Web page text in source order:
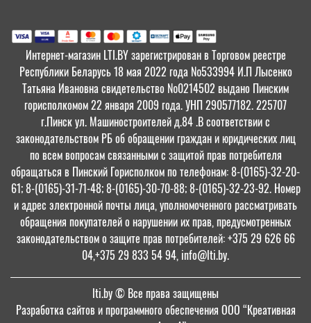
Интернет-магазин LTI.BY зарегистрирован в Торговом реестре
Республики Беларусь 18 мая 2022 года №533994 И.П Лысенко
Татьяна Ивановна свидетельство №0214502 выдано Пинским
горисполкомом 22 января 2009 года. УНП 290577182. 225707
г.Пинск ул. Машиностроителей д.84 .В соответствии с
законодательством РБ об обращении граждан и юридических лиц
по всем вопросам связанными с защитой прав потребителя
обращаться в Пинский Горисполком по телефонам: 8-(0165)-32-20-
61; 8-(0165)-31-71-48; 8-(0165)-30-70-88; 8-(0165)-32-23-92. Номер
и адрес электронной почты лица, уполномоченного рассматривать
обращения покупателей о нарушении их прав, предусмотренных
законодательством о защите прав потребителей: +375 29 626 66
04,+375 29 833 54 94, info@lti.by.
lti.by© Все права защищены
Разработка сайтов и программного обеспечения ООО “Креативная